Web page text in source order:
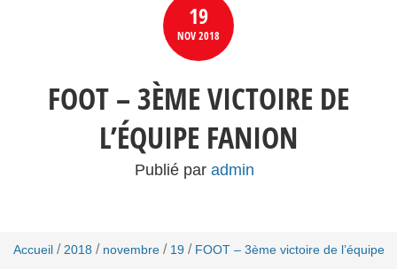
19
NOV2018
FOOT – 3ÈME VICTOIRE DE
L’ÉQUIPE FANION
Publié par admin
Accueil / 2018 / novembre / 19 / FOOT – 3ème victoire de l’équipe